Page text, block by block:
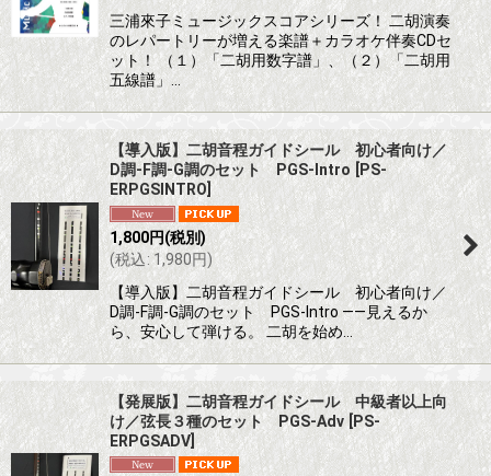
三浦來子ミュージックスコアシリーズ！ 二胡演奏
のレパートリーが増える楽譜＋カラオケ伴奏CDセ
ット！ （１）「二胡用数字譜」、（２）「二胡用
五線譜」…
【導入版】二胡音程ガイドシール 初心者向け／
D調-F調-G調のセット PGS-Intro
PS-
ERPGSINTRO ]
1,800円(税別)
(税込: 1,980円)
【導入版】二胡音程ガイドシール 初心者向け／
D調-F調-G調のセット PGS-Intro ――見えるか
ら、安心して弾ける。 二胡を始め…
【発展版】二胡音程ガイドシール 中級者以上向
け／弦長３種のセット PGS-Adv [PS-
ERPGSADV]